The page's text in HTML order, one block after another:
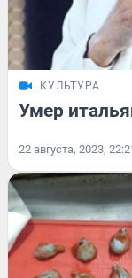
КУЛЬТУРА
Умер
22 августа, 2023,